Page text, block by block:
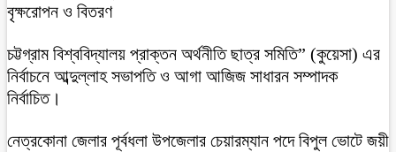
বৃক্ষরোপন ও বিতরণ
চট্টগ্রাম বিশ্ববিদ্যালয় প্রাক্তন অর্থনীতি ছাত্র সমিতি” (কুয়েসা) এর
নির্বাচনে আব্দুল্লাহ সভাপতি ও আগা আজিজ সাধারন সম্পাদক
নির্বাচিত।
নেত্রকোনা জেলার পূর্বধলা উপজেলার চেয়ারম্যান পদে বিপুল ভোটে জয়ী